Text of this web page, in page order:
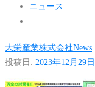
ニュース
大栄産業株式会社News
投稿日: 2023年12月29日